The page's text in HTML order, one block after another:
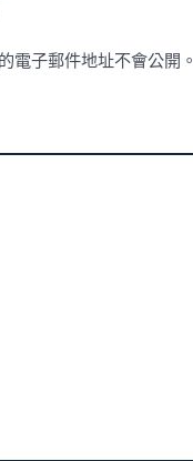
電子郵件地址不會公開。